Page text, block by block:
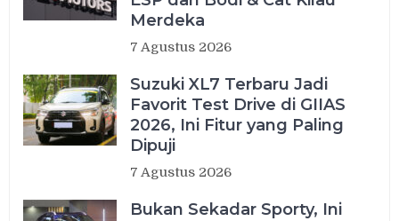
Merdeka
7 Agustus 2026
Suzuki XL7 Terbaru Jadi
Favorit Test Drive di GIIAS
2026, Ini Fitur yang Paling
Dipuji
7 Agustus 2026
Bukan Sekadar Sporty, Ini